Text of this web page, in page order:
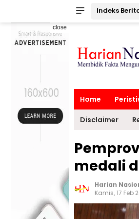
Indeks
close
Home
Disclaimer
medali
Harian
Kamis, 17 Feb